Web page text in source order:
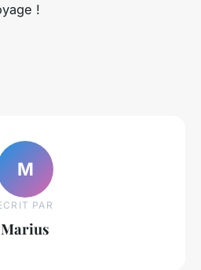
!
M
PAR
Marius